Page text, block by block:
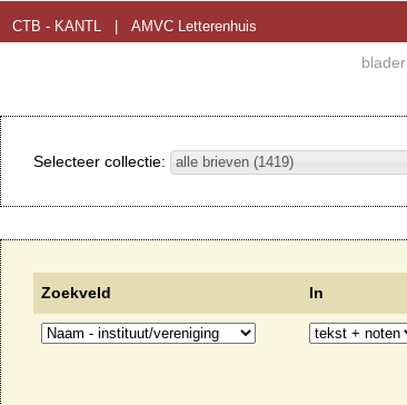
CTB - KANTL AMVC Letterenhuis
blader
Selecteer collectie: alle brieven (1419)
Zoekveld In